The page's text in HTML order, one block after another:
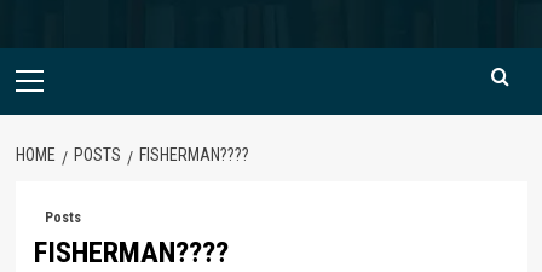
Primary
HOME POSTS FISHERMAN????
Posts
FISHERMAN????